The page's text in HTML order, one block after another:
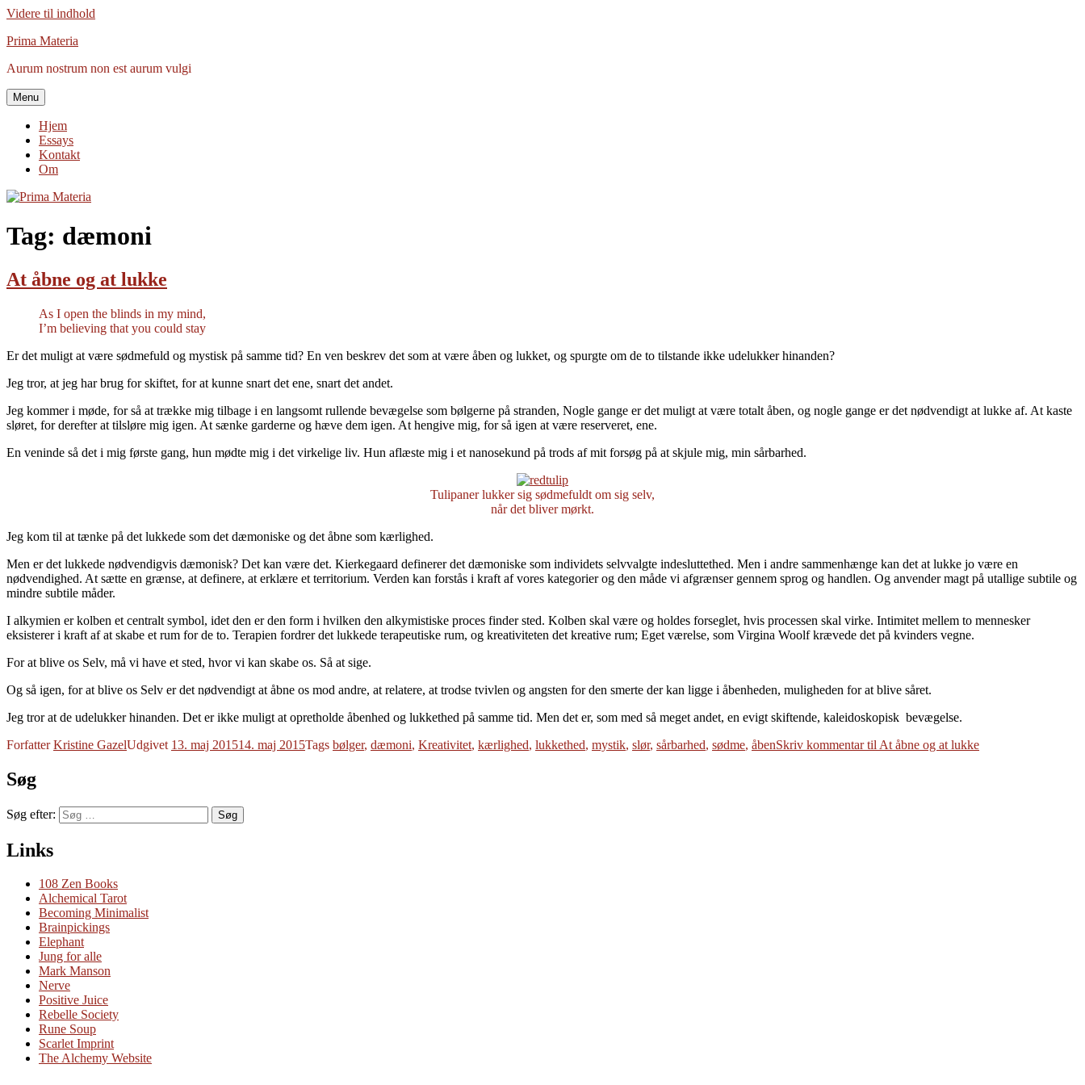
Videre til indhold
Prima Materia
Aurum nostrum non est aurum vulgi
Menu
Hjem
Essays
Kontakt
Om
Tag: dæmoni
At åbne og at lukke
As I open the blinds in my mind,
I’m believing that you could stay
Er det muligt at være sødmefuld og mystisk på samme tid? En ven beskrev det som at være åben og lukket, og spurgte om de to tilstande ikke udelukker hinanden?
Jeg tror, at jeg har brug for skiftet, for at kunne snart det ene, snart det andet.
Jeg kommer i møde, for så at trække mig tilbage i en langsomt rullende bevægelse som bølgerne på stranden, Nogle gange er det muligt at være totalt åben, og nogle gange er det nødvendigt at lukke af. At kaste
sløret, for derefter at tilsløre mig igen. At sænke garderne og hæve dem igen. At hengive mig, for så igen at være reserveret, ene.
En veninde så det i mig første gang, hun mødte mig i det virkelige liv. Hun aflæste mig i et nanosekund på trods af mit forsøg på at skjule mig, min sårbarhed.
Tulipaner lukker sig sødmefuldt om sig selv,
når det bliver mørkt.
Jeg kom til at tænke på det lukkede som det dæmoniske og det åbne som kærlighed.
Men er det lukkede nødvendigvis dæmonisk? Det kan være det. Kierkegaard definerer det dæmoniske som individets selvvalgte indesluttethed. Men i andre sammenhænge kan det at lukke jo være en
nødvendighed. At sætte en grænse, at definere, at erklære et territorium. Verden kan forstås i kraft af vores kategorier og den måde vi afgrænser gennem sprog og handlen. Og anvender magt på utallige subtile og
mindre subtile måder.
I alkymien er kolben et centralt symbol, idet den er den form i hvilken den alkymistiske proces finder sted. Kolben skal være og holdes forseglet, hvis processen skal virke. Intimitet mellem to mennesker
eksisterer i kraft af at skabe et rum for de to. Terapien fordrer det lukkede terapeutiske rum, og kreativiteten det kreative rum; Eget værelse, som Virgina Woolf krævede det på kvinders vegne.
For at blive os Selv, må vi have et sted, hvor vi kan skabe os. Så at sige.
Og så igen, for at blive os Selv er det nødvendigt at åbne os mod andre, at relatere, at trodse tvivlen og angsten for den smerte der kan ligge i åbenheden, muligheden for at blive såret.
Jeg tror at de udelukker hinanden. Det er ikke muligt at opretholde åbenhed og lukkethed på samme tid. Men det er, som med så meget andet, en evigt skiftende, kaleidoskopisk bevægelse.
ForfatterKristine GazelUdgivet 13. maj 201514. maj 2015Tags bølger, dæmoni, Kreativitet, kærlighed, lukkethed, mystik, slør, sårbarhed, sødme, åbenSkriv kommentartil At åbne og at lukke
Søg
Søg efter: Søg
Links
108 Zen Books
Alchemical Tarot
Becoming Minimalist
Brainpickings
Elephant
Jung for alle
Mark Manson
Nerve
Positive Juice
Rebelle Society
Rune Soup
Scarlet Imprint
The Alchemy Website